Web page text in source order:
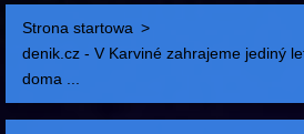
Strona startowa >
denik.cz - V Karviné zahrajeme jediný
doma ...